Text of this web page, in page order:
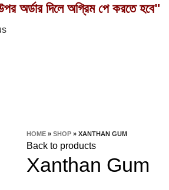
অর্ডার দিলে অগ্রিম পে করতে হবে"
HOME» SHOP» XANTHAN GUM
Back to products
Xanthan Gum